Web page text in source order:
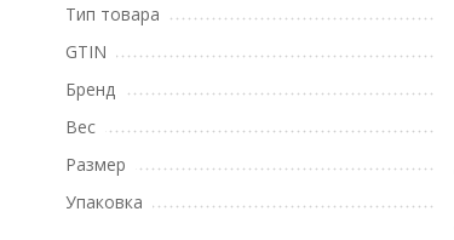
Тип товара
GTIN
Бренд
Вес
Размер
Упаковка